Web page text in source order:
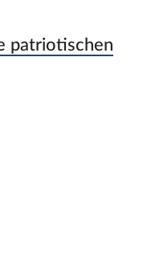
patriotischen